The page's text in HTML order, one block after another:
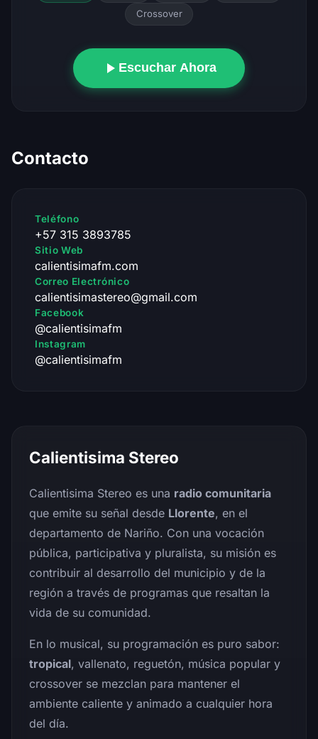
Crossover
Escuchar Ahora
Contacto
Teléfono
+57 315 3893785
Sitio Web
calientisimafm.com
Correo Electrónico
calientisimastereo@gmail.com
Facebook
@calientisimafm
Instagram
@calientisimafm
Calientisima Stereo
Calientisima Stereo es una radio comunitaria
que emite su señal desde Llorente, en el
departamento de Nariño. Con una vocación
pública, participativa y pluralista, su misión es
contribuir al desarrollo del municipio y de la
región a través de programas que resaltan la
vida de su comunidad.
En lo musical, su programación es puro sabor:
tropical, vallenato, reguetón, música popular y
crossover se mezclan para mantener el
ambiente caliente y animado a cualquier hora
del día.